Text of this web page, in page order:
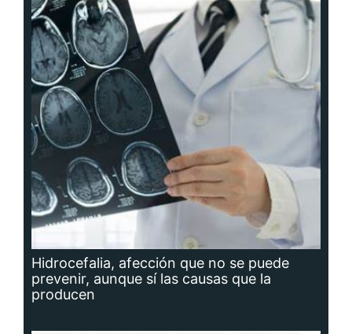
Hidrocefalia, afección que no se puede
prevenir, aunque sí las causas que la
producen